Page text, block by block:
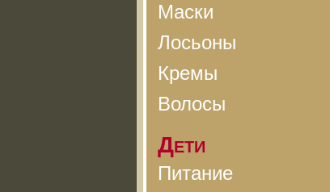
Маски
Лосьоны
Кремы
Волосы
Дети
Питание